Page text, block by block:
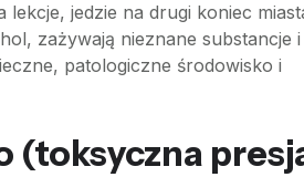
jedzie na drugi koniec
zażywają nieznane substancje i
patologiczne środowisko i